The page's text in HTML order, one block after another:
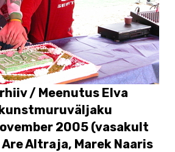
/ Meenutus Elva
2005 (vasakult
Altraja, Marek Naaris